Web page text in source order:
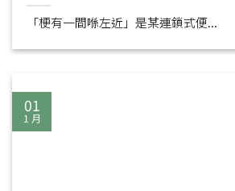
「梗有一間喺左近」是某連鎖式便...
01
1 月